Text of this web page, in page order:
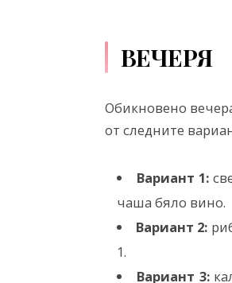
ВЕЧЕРЯ
Обикновено
от следните
Вариант 1:
чаша бяло вино.
Вариант 2:
1.
Вариант 3: